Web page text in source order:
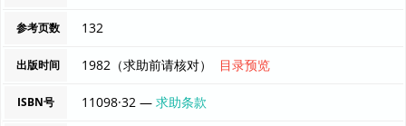
参考页数 132
出版时间 1982（求助前请核对） 目录预览
ISBN号 11098·32 —求助条款